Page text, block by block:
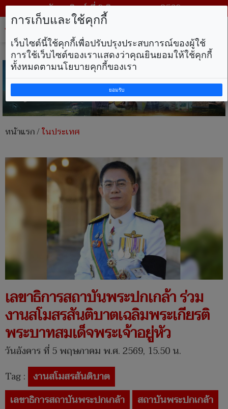
วันอาทิตย์ ที่ 9 สิงหาคม พ.ศ. 2569
หน้าแรก/ในประเทศ
​เลขาธิการสถาบันพระปกเกล้า ร่วม
งานสโมสรสันติบาตเฉลิมพระเกียรติ
พระบาทสมเด็จพระเจ้าอยู่หัว
วันอังคาร ที่ 5 พฤษภาคม พ.ศ. 2569, 15.50 น.
Tag : งานสโมสรสันติบาต
เลขาธิการสถาบันพระปกเกล้า
สถาบันพระปกเกล้า
การเก็บและใช้คุกกี้
เว็บไซต์นี้ใช้คุกกี้เพื่อปรับปรุงประสบการณ์ของผู้ใช้
การใช้เว็บไซต์ของเราแสดงว่าคุณยินยอมให้ใช้คุกกี้
ทั้งหมดตามนโยบายคุกกี้ของเรา
ยอมรับ